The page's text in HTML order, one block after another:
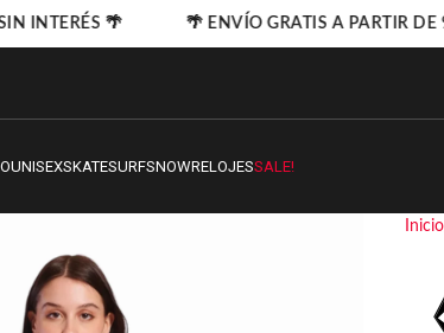
UNISEXSKATESURFSNOWRELOJESSALE!
Inicio
INTERÉS 🌴 🌴 ENVÍO GRATIS A PARTIR